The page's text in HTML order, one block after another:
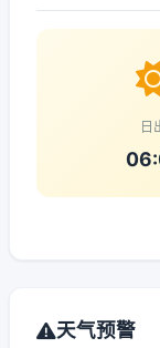
日
天气预警